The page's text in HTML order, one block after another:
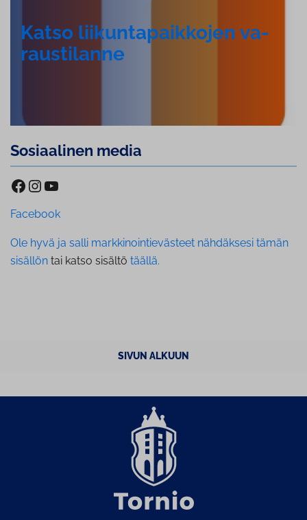
Katso lii­kun­ta­paik­ko­jen va­
raus­ti­lan­ne
Sosiaalinen media
Facebook InstagramYouTube
Facebook
Ole hyvä ja salli markkinointievästeet nähdäksesi tämän
sisällön tai katso sisältö täällä.
SIVUN ALKUUN